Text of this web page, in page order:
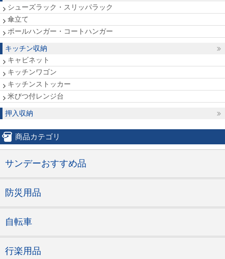
シューズラック・スリッパラック
傘立て
ポールハンガー・コートハンガー
キッチン収納
キャビネット
キッチンワゴン
キッチンストッカー
米びつ付レンジ台
押入収納
商品カテゴリ
サンデーおすすめ品
防災用品
自転車
行楽用品